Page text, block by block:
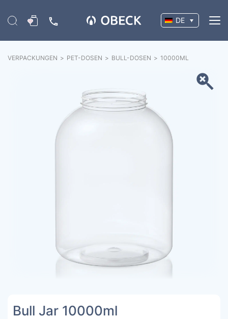
DE
VERPACKUNGEN > PET-DOSEN > BULL-DOSEN > 10000ML
Bull Jar 10000ml